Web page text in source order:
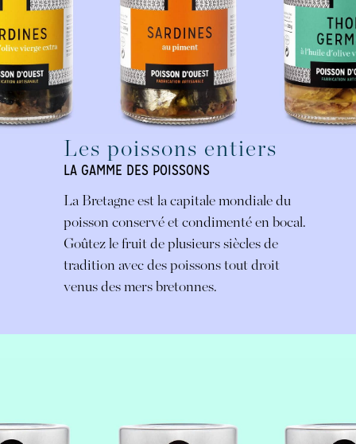
Les poissons entiers
LA GAMME DES POISSONS
La Bretagne est la capitale mondiale du
poisson conservé et condimenté en bocal.
Goûtez le fruit de plusieurs siècles de
tradition avec des poissons tout droit
venus des mers bretonnes.